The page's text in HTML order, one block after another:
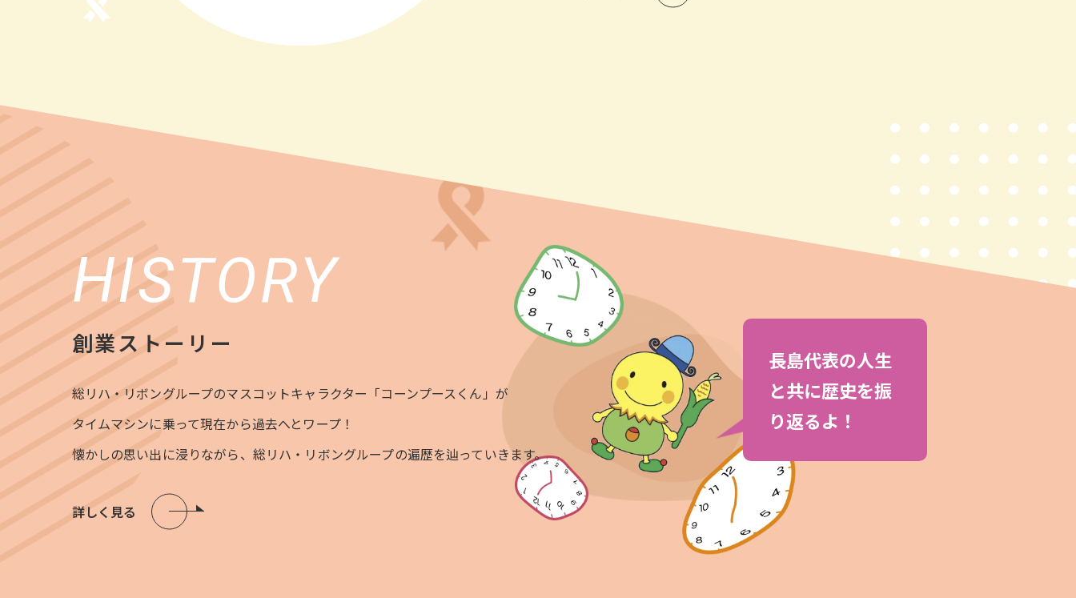
HISTORY
創業ストーリー
総リハ・リボングループのマスコットキャラクター「コーンプースくん」が
タイムマシンに乗って現在から過去へとワープ！
懐かしの思い出に浸りながら、総リハ・リボングループの遍歴を辿っていきます。
詳しく見る
長島代表の人生
と共に歴史を振
り返るよ！